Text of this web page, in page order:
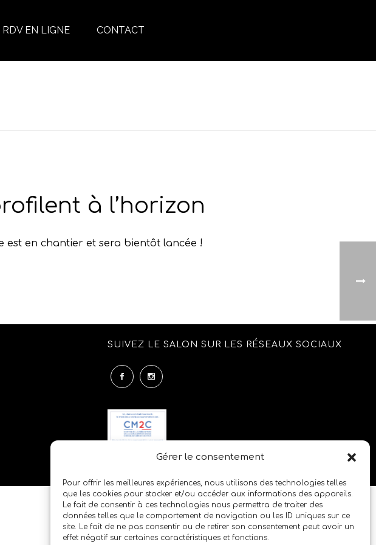
Gérer le consentement
Pour offrir les meilleures expériences, nous utilisons des technologies telles
que les cookies pour stocker et/ou accéder aux informations des appareils.
Le fait de consentir à ces technologies nous permettra de traiter des
données telles que le comportement de navigation ou les ID uniques sur ce
site. Le fait de ne pas consentir ou de retirer son consentement peut avoir un
effet négatif sur certaines caractéristiques et fonctions.
RDV EN LIGNE CONTACT
à l’horizon
est en chantier et sera bientôt lancée !
SUIVEZ LE SALON SUR LES RÉSEAUX SOCIAUX